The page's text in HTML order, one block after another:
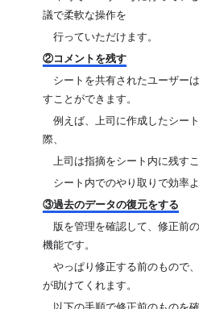
議で柔軟な操作を
行っていただけます。
②コメントを残す
シートを共有されたユーザー
すことができます。
例えば、上司に作成したシー
際、
上司は指摘をシート内に残すこ
シート内でのやり取りで効率よ
③過去のデータの復元をする
版を管理を確認して、修正前
機能です。
やっぱり修正する前のもので
が助けてくれます。